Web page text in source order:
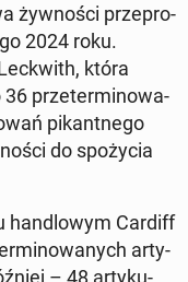
żyw­no­ści prze­pro­
2024 roku.
która
36 prze­ter­mi­no­wa­
pi­kant­ne­go
do spo­ży­cia
han­dlo­wym Cardiff
ar­ty­
– 48 ar­ty­ku­